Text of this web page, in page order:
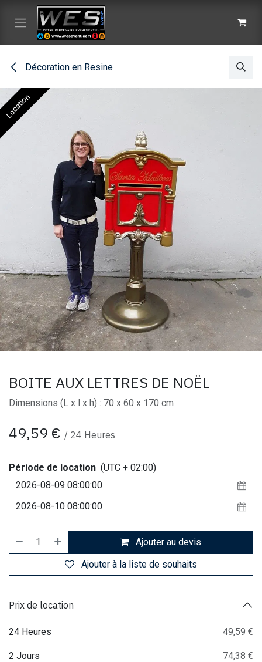
Se rendre au contenu
Décoration en Resine
Location
BOITE AUX LETTRES DE NOËL
Dimensions (L x l x h) : 70 x 60 x 170 cm
49,59 € / 24 Heures
Période de location (UTC + 02:00)
Ajouter au devis
Ajouter à la liste de souhaits
Prix de location
24 Heures 49,59 €
2 Jours 74,38 €